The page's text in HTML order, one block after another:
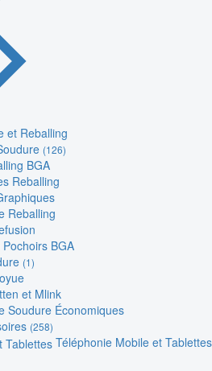
et Reballing
(126)
BGA
Reballing
Reballing
BGA
(1)
et Mlink
Soudure Économiques
(258)
Téléphonie Mobile et Tablettes